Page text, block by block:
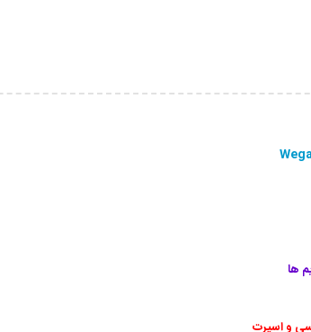
ها
و اسپرت